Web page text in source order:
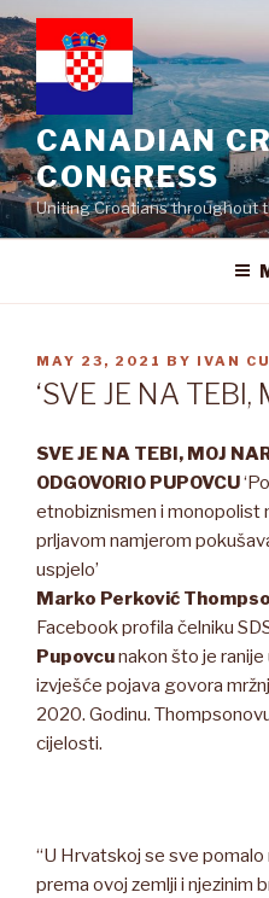
Skip
to
content
CANADIAN
CONGRESS
Uniting Croatians throughout
POSTED
ON
MAY 23, 2021 BY IVAN
‘SVE JE NA TEBI,
SVE JE NA TEBI, MOJ
ODGOVORIO PUPOVCU
etnobiznismen i monopolist
prljavom namjerom
uspjelo’
Marko Perković
Facebook profila čelniku
Pupovcunakon što je
izvješće pojava govora
2020. Godinu.
cijelosti.
“U Hrvatskoj se sve pomalo
prema ovoj zemlji i njezinim